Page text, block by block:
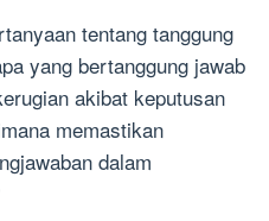
tentang tanggung
yang bertanggung jawab
akibat keputusan
memastikan
dalam